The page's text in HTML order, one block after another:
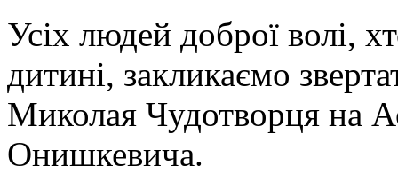
Усіх людей доброї волі,
дитині, закликаємо
Миколая Чудотворця на
Онишкевича.